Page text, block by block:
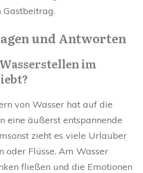
Gastbeitrag.
und Antworten
im
von Wasser hat auf die
eine äußerst entspannende
zieht es viele Urlauber
oder Flüsse. Am Wasser
fließen und die Emotionen